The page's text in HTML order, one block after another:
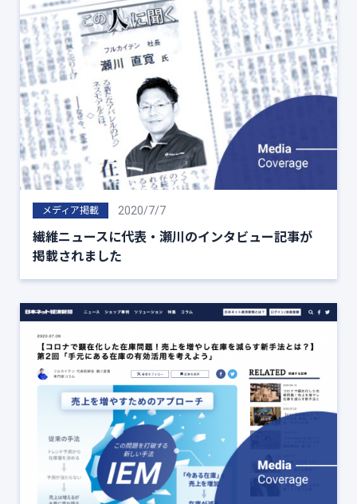
メディア掲載 2020/7/7
繊維ニュースに代表・瀬川のインタビュー記事が
掲載されました